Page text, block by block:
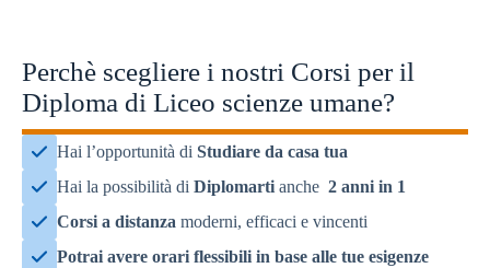
Perchè scegliere i nostri Corsi per il
Diploma di Liceo scienze umane?
Hai l’opportunità di Studiare da casa tua
Hai la possibilità di Diplomarti anche 2 anni in 1
Corsi a distanza moderni, efficaci e vincenti
Potrai avere orari flessibili in base alle tue esigenze